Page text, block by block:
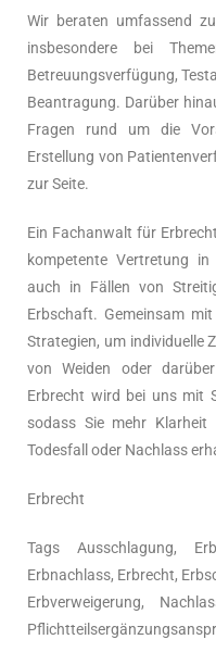
Wir beraten umfassend
insbesondere bei
Betreuungsverfügung,
Beantragung. Darüber
Fragen rund um die
Erstellung von
zur Seite.
Ein Fachanwalt für
kompetente Vertretung in
auch in Fällen von
Erbschaft. Gemeinsam
Strategien, um individuelle
von Weiden oder
Erbrecht wird bei uns mit
sodass Sie mehr
Todesfall oder Nachlass
Erbrecht
Tags Ausschlagung,
Erbnachlass, Erbrecht,
Erbverweigerung,